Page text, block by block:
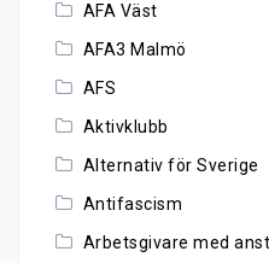
AFA Väst
AFA3 Malmö
AFS
Aktivklubb
Alternativ för Sverige
Antifascism
Arbetsgivare med